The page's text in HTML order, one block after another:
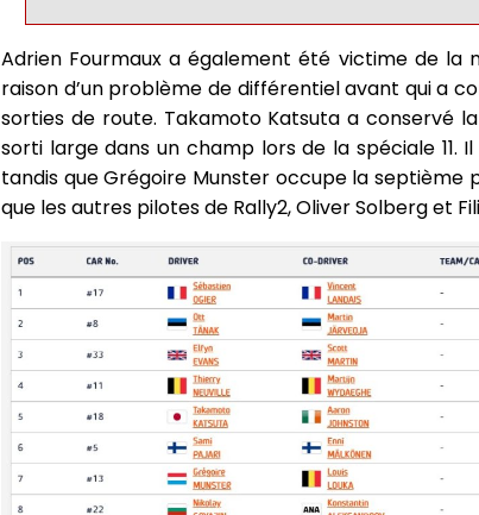
Adrien Fourmaux a également été victime de la
raison d’un problème de différentiel avant qui a
sorties de route. Takamoto Katsuta a conservé
sorti large dans un champ lors de la spéciale 11.
tandis que Grégoire Munster occupe la septième
que les autres pilotes de Rally2, Oliver Solberg et